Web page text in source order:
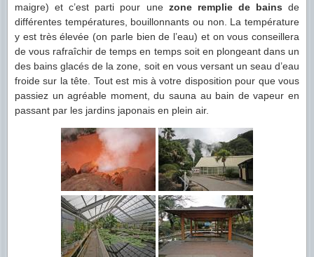
maigre) et c’est parti pour une zone remplie de bains de
différentes températures, bouillonnants ou non. La température
y est très élevée (on parle bien de l’eau) et on vous conseillera
de vous rafraîchir de temps en temps soit en plongeant dans un
des bains glacés de la zone, soit en vous versant un seau d’eau
froide sur la tête. Tout est mis à votre disposition pour que vous
passiez un agréable moment, du sauna au bain de vapeur en
passant par les jardins japonais en plein air.